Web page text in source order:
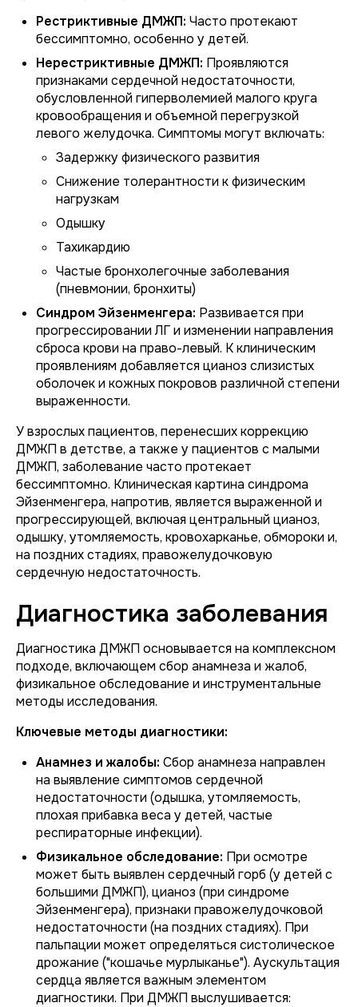
Рестриктивные ДМЖП: Часто протекают
бессимптомно, особенно у детей.
Нерестриктивные ДМЖП: Проявляются
признаками сердечной недостаточности,
обусловленной гиперволемией малого круга
кровообращения и объемной перегрузкой
левого желудочка. Симптомы могут включать:
Задержку физического развития
Снижение толерантности к физическим
нагрузкам
Одышку
Тахикардию
Частые бронхолегочные заболевания
(пневмонии, бронхиты)
Синдром Эйзенменгера: Развивается при
прогрессировании ЛГ и изменении направления
сброса крови на право-левый. К клиническим
проявлениям добавляется цианоз слизистых
оболочек и кожных покровов различной степени
выраженности.
У взрослых пациентов, перенесших коррекцию
ДМЖП в детстве, а также у пациентов с малыми
ДМЖП, заболевание часто протекает
бессимптомно. Клиническая картина синдрома
Эйзенменгера, напротив, является выраженной и
прогрессирующей, включая центральный цианоз,
одышку, утомляемость, кровохарканье, обмороки и,
на поздних стадиях, правожелудочковую
сердечную недостаточность.
Диагностика заболевания
Диагностика ДМЖП основывается на комплексном
подходе, включающем сбор анамнеза и жалоб,
физикальное обследование и инструментальные
методы исследования.
Ключевые методы диагностики:
Анамнез и жалобы: Сбор анамнеза направлен
на выявление симптомов сердечной
недостаточности (одышка, утомляемость,
плохая прибавка веса у детей, частые
респираторные инфекции).
Физикальное обследование: При осмотре
может быть выявлен сердечный горб (у детей с
большими ДМЖП), цианоз (при синдроме
Эйзенменгера), признаки правожелудочковой
недостаточности (на поздних стадиях). При
пальпации может определяться систолическое
дрожание ("кошачье мурлыканье"). Аускультация
сердца является важным элементом
диагностики. При ДМЖП выслушивается: